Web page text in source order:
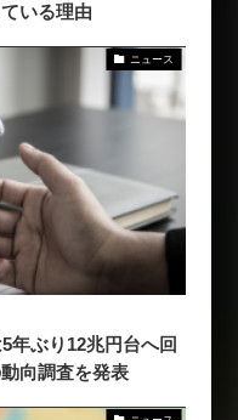
いる理由
ニュース
年ぶり12兆円台へ回
向調査を発表